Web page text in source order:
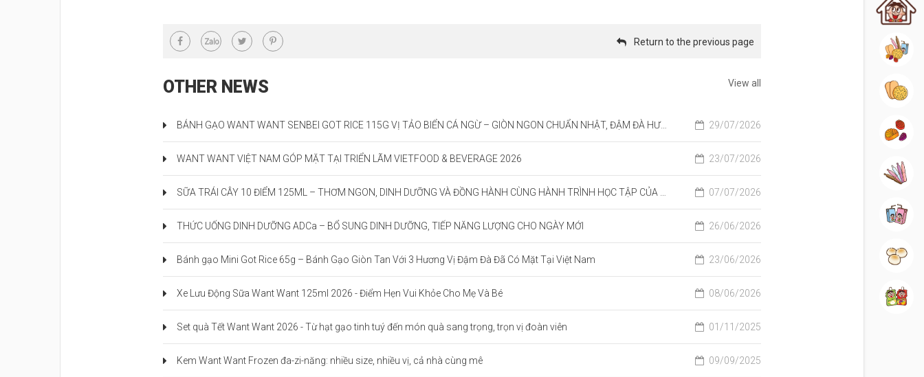
Return to the previous page
OTHER NEWS View all
BÁNH GẠO WANT WANT SENBEI GOT RICE 115G VỊ TẢO BIỂN CÁ NGỪ – GIÒN NGON CHUẨN NHẬT, ĐẬM ĐÀ HƯƠNG VỊ ĐẠI DƯƠNG 29/07/2026
WANT WANT VIỆT NAM GÓP MẶT TẠI TRIỂN LÃM VIETFOOD & BEVERAGE 2026 23/07/2026
SỮA TRÁI CÂY 10 ĐIỂM 125ML – THƠM NGON, DINH DƯỠNG VÀ ĐỒNG HÀNH CÙNG HÀNH TRÌNH HỌC TẬP CỦA TRẺ 07/07/2026
THỨC UỐNG DINH DƯỠNG ADCa – BỔ SUNG DINH DƯỠNG, TIẾP NĂNG LƯỢNG CHO NGÀY MỚI 26/06/2026
Bánh gạo Mini Got Rice 65g – Bánh Gạo Giòn Tan Với 3 Hương Vị Đậm Đà Đã Có Mặt Tại Việt Nam 23/06/2026
Xe Lưu Động Sữa Want Want 125ml 2026 - Điểm Hẹn Vui Khỏe Cho Mẹ Và Bé 08/06/2026
Set quà Tết Want Want 2026 - Từ hạt gạo tinh tuý đến món quà sang trọng, trọn vị đoàn viên 01/11/2025
Kem Want Want Frozen đa-zi-năng: nhiều size, nhiều vị, cả nhà cùng mê 09/09/2025
Home
All
Rice
Candies
Ice Cream
Milk Drink
Snack
Beverage